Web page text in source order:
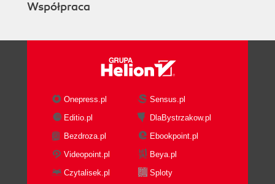
Współpraca
Onepress.pl
Sensus.pl
Editio.pl
DlaBystrzakow.pl
Bezdroza.pl
Ebookpoint.pl
Videopoint.pl
Beya.pl
Czytalisek.pl
Sploty